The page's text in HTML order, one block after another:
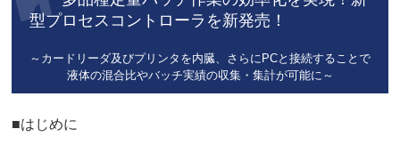
型プロセスコントローラを新発売！
～カードリーダ及びプリンタを内臓、さらにPCと接続することで
液体の混合比やバッチ実績の収集・集計が可能に～
■はじめに